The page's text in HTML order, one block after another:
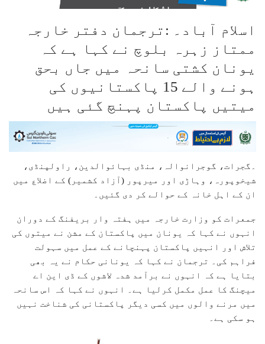
اسلام آباد۔ :ترجمان دفتر خارجہ
ممتاز زہرہ بلوچ نے کہا ہے کہ
یونان کشتی سانحہ میں جاں بحق
ہونے والے 15 پاکستانیوں کی
میتیں پاکستان پہنچ گئی ہیں
۔گجرات، گوجرانوالہ، منڈی بہائوالدین، راولپنڈی،
شیخوپورہ، وہاڑی اور میرپور (آزاد کشمیر) کے اضلاع میں
ان کے اہل خانہ کے حوالے کر دی گئیں۔
جمعرات کو وزارت خارجہ میں ہفتہ وار بریفنگ کے دوران
انہوں نے کہا کہ یونان میں پاکستان کے مشن نے میتوں کی
تلاش اور انہیں پاکستان پہنچانے کے عمل میں سہولت
فراہم کی۔ ترجمان نے کہا کہ یونانی حکام نے یہ بھی
بتایا ہے کہ انہوں نے برآمد شدہ لاشوں کے ڈی این اے
میچنگ کا عمل مکمل کرلیا ہے۔ انہوں نے کہا کہ اس سانحہ
میں مرنے والوں میں کسی دیگر پاکستانی کی شناخت نہیں
ہو سکی ہے۔